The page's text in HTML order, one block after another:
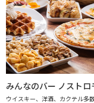
みんなのバー ノストロ
ウイスキー、洋酒、カクテル多